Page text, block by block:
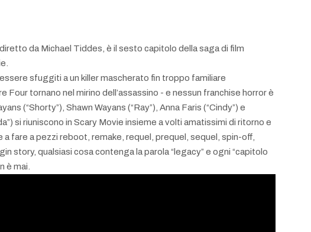
da Michael Tiddes, è il sesto capitolo della saga di film
sfuggiti a un killer mascherato fin troppo familiare
Four tornano nel mirino dell’assassino - e nessun franchise horror è
(“Shorty”), Shawn Wayans (“Ray”), Anna Faris (“Cindy”) e
si riuniscono in Scary Movie insieme a volti amatissimi di ritorno e
fare a pezzi reboot, remake, requel, prequel, sequel, spin-off,
story, qualsiasi cosa contenga la parola “legacy” e ogni “capitolo
è mai.